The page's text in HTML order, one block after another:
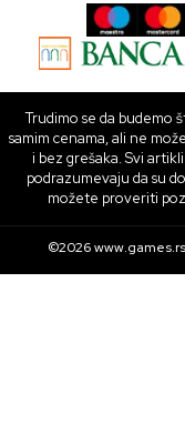
Trudimo se da budemo
samim cenama, ali ne
i bez grešaka. Svi
podrazumevaju da su
možete proveriti
©2026www.games.rs